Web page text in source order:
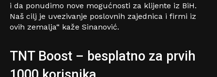
i da ponudimo nove mogućnosti za klijente iz BiH.
Naš cilj je uvezivanje poslovnih zajednica i firmi iz
ovih zemalja“ kaže Sinanović.
TNT Boost – besplatno za prvih